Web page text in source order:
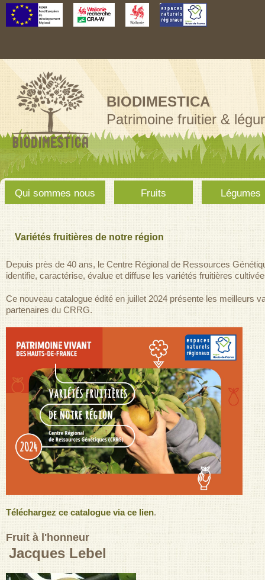
Aller au
contenu
BIODIMESTICA
Patrimoine fruitier &
Menu
principal
Qui sommes nous Fruits Légumes
Variétés fruitières de notre région
Depuis près de 40 ans, le Centre Régional de Ressources
identifie, caractérise, évalue et diffuse les variétés fruitières
Ce nouveau catalogue édité en juillet 2024 présente les meilleurs
partenaires du CRRG.
Téléchargez ce catalogue via ce lien.
Fruit à l'honneur
Jacques Lebel